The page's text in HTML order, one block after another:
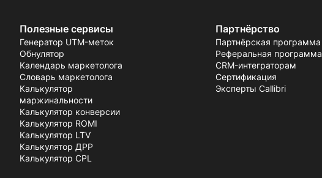
Полезные сервисы
Генератор UTM-меток
Обнулятор
Календарь маркетолога
Словарь маркетолога
Калькулятор
маржинальности
Калькулятор конверсии
Калькулятор ROMI
Калькулятор LTV
Калькулятор ДРР
Калькулятор CPL
Партнёрство
Партнёрская программа
Реферальная программа
CRM-интеграторам
Сертификация
Эксперты Callibri